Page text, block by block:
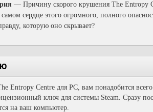
— Причину скорого крушения The Entropy
самом сердце этого огромного, полного
которую оно скрывает?
Entropy Centre для PC, вам понадобится
ключ для системы Steam. Сразу
на ваш компьютер.